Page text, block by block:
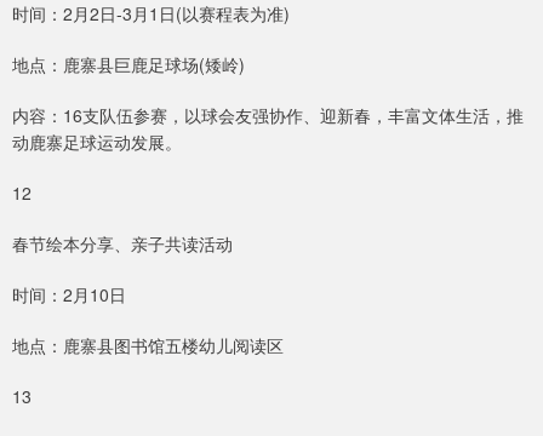
时间：2月2日-3月1日(以赛程表为准)
地点：鹿寨县巨鹿足球场(矮岭)
内容：16支队伍参赛，以球会友强协作、迎新春，丰富文体生活，推
动鹿寨足球运动发展。
12
春节绘本分享、亲子共读活动
时间：2月10日
地点：鹿寨县图书馆五楼幼儿阅读区
13